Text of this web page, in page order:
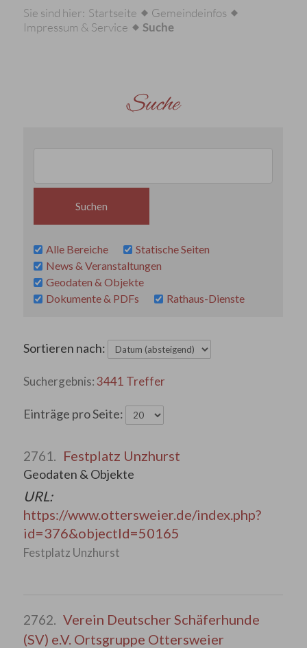
Sie sind hier: Startseite
Gemeindeinfos
Impressum & Service
Suche
Suche
Alle Bereiche
Statische Seiten
News & Veranstaltungen
Geodaten & Objekte
Dokumente & PDFs
Rathaus-Dienste
Sortieren nach:
3441 Treffer
Einträge pro Seite:
2761. Festplatz Unzhurst
Geodaten & Objekte
URL:
https://www.ottersweier.de/index.php?
id=376&objectId=50165
Festplatz Unzhurst
2762. Verein Deutscher Schäferhunde
(SV) e.V. Ortsgruppe Ottersweier